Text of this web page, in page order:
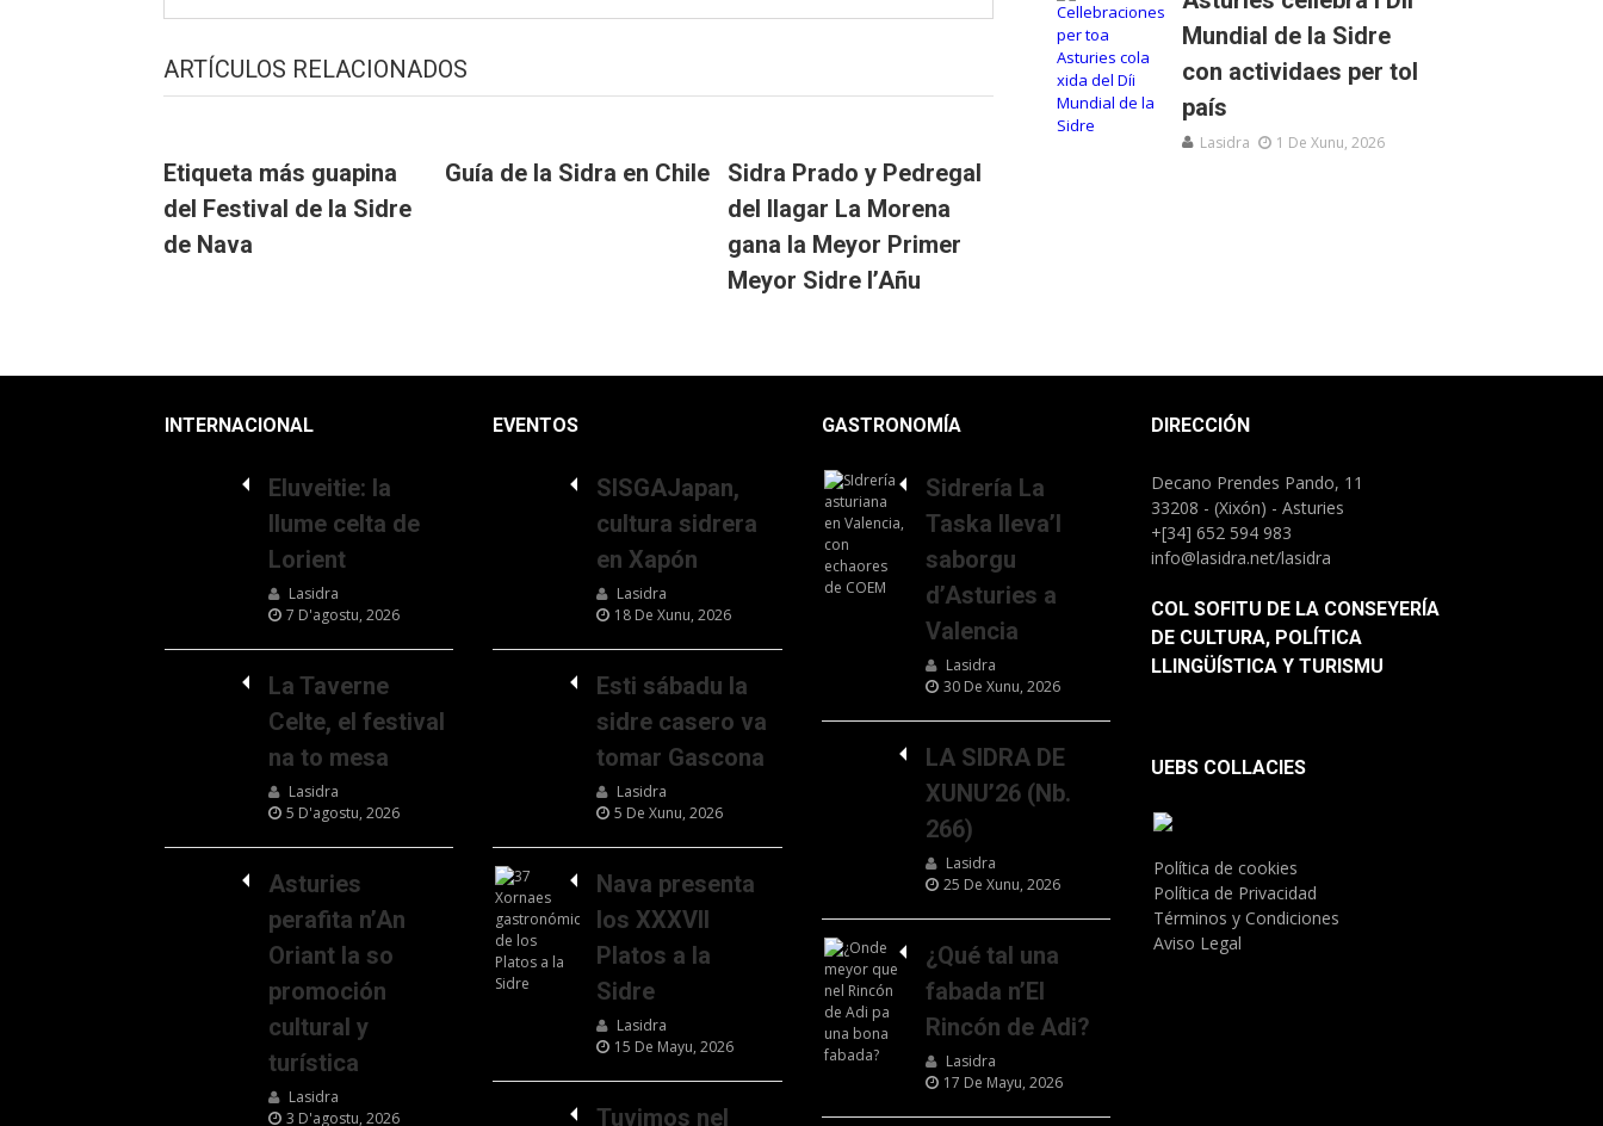
ARTÍCULOS RELACIONADOS
Etiqueta más guapina
del Festival de la Sidre
de Nava
Guía de la Sidra en Chile
Sidra Prado y Pedregal
del llagar La Morena
gana la Meyor Primer
Meyor Sidre l’Añu
Mundial de la Sidre
con actividaes per tol
país
Lasidra 1 De Xunu, 2026
INTERNACIONAL
Eluveitie: la
llume celta de
Lorient
Lasidra
7 D'agostu, 2026
La Taverne
Celte, el festival
na to mesa
Lasidra
5 D'agostu, 2026
Asturies
perafita n’An
Oriant la so
promoción
cultural y
turística
Lasidra
3 D'agostu, 2026
EVENTOS
SISGAJapan,
cultura sidrera
en Xapón
Lasidra
18 De Xunu, 2026
Esti sábadu la
sidre casero va
tomar Gascona
Lasidra
5 De Xunu, 2026
Nava presenta
los XXXVII
Platos a la
Sidre
Lasidra
15 De Mayu, 2026
Tuvimos nel
GASTRONOMÍA
Sidrería La
Taska lleva’l
saborgu
d’Asturies a
Valencia
Lasidra
30 De Xunu, 2026
LA SIDRA DE
XUNU’26 (Nb.
266)
Lasidra
25 De Xunu, 2026
¿Qué tal una
fabada n’El
Rincón de Adi?
Lasidra
17 De Mayu, 2026
DIRECCIÓN
Decano Prendes Pando, 11
33208 - (Xixón) - Asturies
+[34] 652 594 983
info@lasidra.net/lasidra
COL SOFITU DE LA CONSEYERÍA
DE CULTURA, POLÍTICA
LLINGÜÍSTICA Y TURISMU
UEBS COLLACIES
Política de cookies
Política de Privacidad
Términos y Condiciones
Aviso Legal